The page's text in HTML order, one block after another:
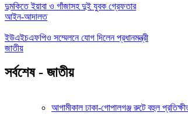
দুমকিতে ইয়াবা ও গাঁজাসহ দুই যুবক গ্রেফতার
আইন-আদালত
ইউএইচএফপিও সম্মেলনে যোগ দিলেন প্রধানমন্ত্রী
জাতীয়
সর্বশেষ - জাতীয়
আগামীকাল ঢাকা-গোপালগঞ্জ রুটে বহুল